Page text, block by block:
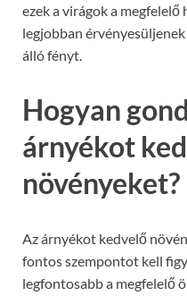
ezek a virágok a
legjobban
álló fényt.
Hogyan
árnyékot
növényeket?
Az árnyékot kedvelő
fontos szempontot kell
legfontosabb a megfelelő